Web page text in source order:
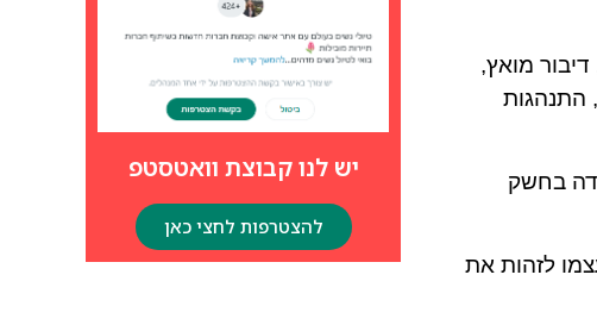
מואץ,
התנהגות
בחשק
לזהות את
יש לנו קבוצת וואטסטפ
להצטרפות לחצי כאן